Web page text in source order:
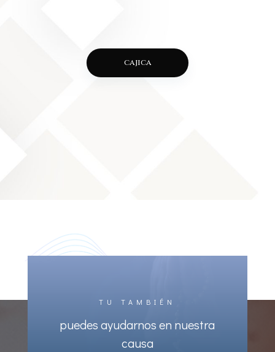
cajica
TU TAMBIÉN
puedes ayudarnos en nuestra
causa